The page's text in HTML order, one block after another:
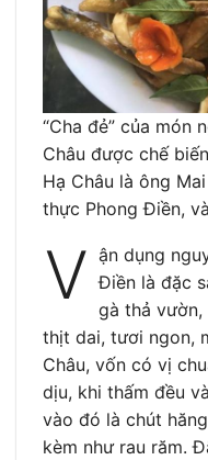
“Cha đẻ” của món
Châu được chế
Hạ Châu là ông
thực Phong Điền,
V ận dụng
Điền là đặc
gà thả vườn,
thịt dai, tươi ngon,
Châu, vốn có vị
dịu, khi thấm đều
vào đó là chút
kèm như rau răm.